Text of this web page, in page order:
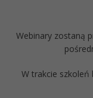
Webinary zostaną
W trakcie szkoleń